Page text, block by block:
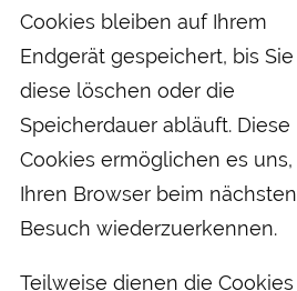
Cookies bleiben auf Ihrem
Endgerät gespeichert, bis Sie
diese löschen oder die
Speicherdauer abläuft. Diese
Cookies ermöglichen es uns,
Ihren Browser beim nächsten
Besuch wiederzuerkennen.
Teilweise dienen die Cookies